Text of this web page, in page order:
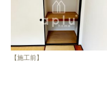
【施工前】